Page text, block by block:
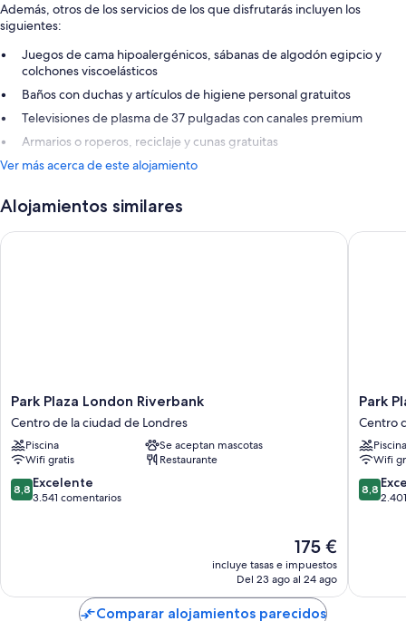
Además, otros de los servicios de los que disfrutarás incluyen los
siguientes:
Juegos de cama hipoalergénicos, sábanas de algodón egipcio y
colchones viscoelásticos
Baños con duchas y artículos de higiene personal gratuitos
Televisiones de plasma de 37 pulgadas con canales premium
Armarios o roperos, reciclaje y cunas gratuitas
Ver más acerca de este alojamiento
Alojamientos similares
Park
Plaza
London
Riverbank
Centro
de
la
Park Plaza London Riverbank
Centro de la ciudad de Londres
Piscina
Se aceptan mascotas
Wifi gratis
Restaurante
8.8
sobre
8,8 Excelente
3.541 comentarios
El
precio
actual
de
175 €
incluye tasas e impuestos
Del 23 ago al 24 ago
Park Plaza London Riverbank
Park
Plaza
London
Centro
de
la
Park
Centro
Piscina
Wifi
8.8
sobre
8,8
Park
Comparar alojamientos parecidos